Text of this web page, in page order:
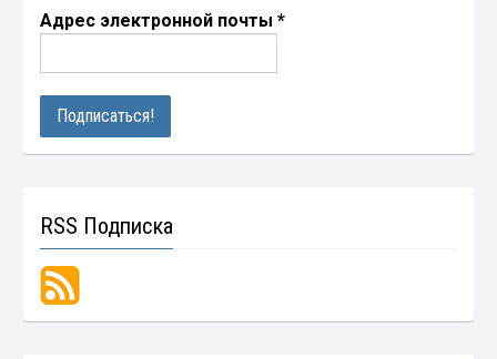
Адрес электронной почты*
RSS Подписка